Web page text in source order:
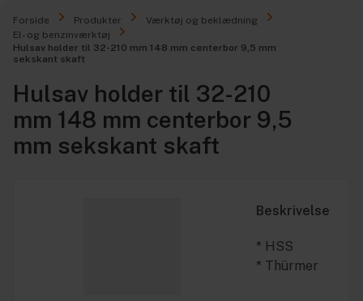
Forside Produkter
Værktøj og beklædning
El- og benzinværktøj
Hulsav holder til 32-210 mm 148 mm centerbor 9,5 mm
sekskant skaft
Hulsav holder til 32-210
mm 148 mm centerbor 9,5
mm sekskant skaft
Beskrivelse
* HSS
* Thürmer